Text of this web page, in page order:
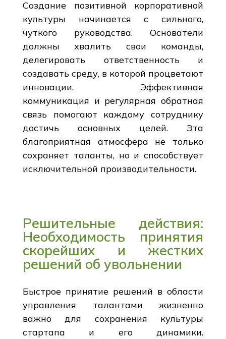
Создание позитивной корпоративной
культуры начинается с сильного,
чуткого руководства. Основатели
должны хвалить свои команды,
делегировать ответственность и
создавать среду, в которой процветают
инновации. Эффективная
коммуникация и регулярная обратная
связь помогают каждому сотруднику
достичь основных целей. Эта
благоприятная атмосфера не только
сохраняет таланты, но и способствует
исключительной производительности.
Решительные действия:
Необходимость принятия
скорейших и жестких
решений об увольнении
Быстрое принятие решений в области
управления талантами жизненно
важно для сохранения культуры
стартапа и его динамики.